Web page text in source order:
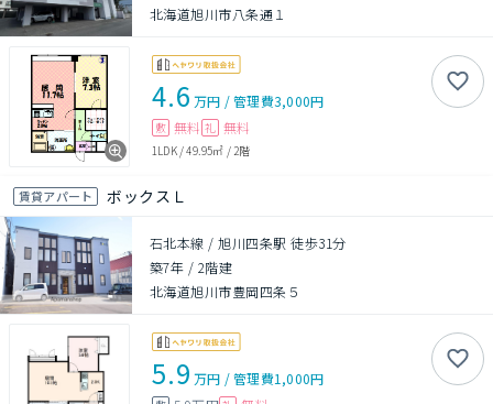
北海道旭川市八条通１
4.6 万円 /管理費3,000円
敷 無料 礼 無料
1LDK/49.95㎡ /2階
賃貸アパート ボックスＬ
石北本線 / 旭川四条駅 徒歩31分
築7年 / 2階建
北海道旭川市豊岡四条５
5.9 万円 /管理費1,000円